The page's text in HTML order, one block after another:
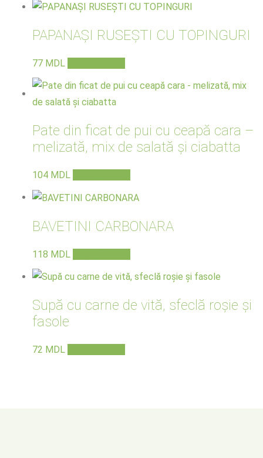
PAPANAŞI RUSEŞTI CU TOPINGURI
77 MDL
Pate din ficat de pui cu ceapă cara –
melizată, mix de salată și ciabatta
104 MDL
BAVETINI CARBONARA
118 MDL
Supă cu carne de vită, sfeclă roşie şi
fasole
72 MDL